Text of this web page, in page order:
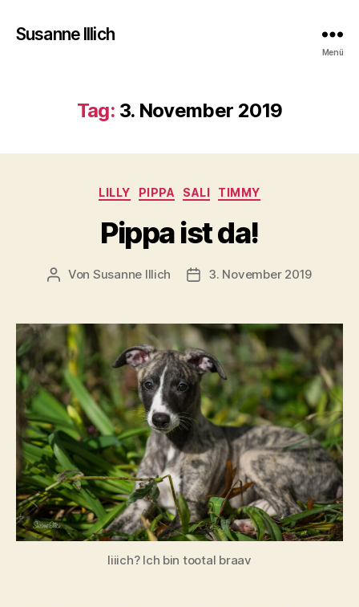
Susanne Illich
Menü
Tag: 3. November 2019
Kategorien
LILLY PIPPA SALI TIMMY
Pippa ist da!
Beitragsautor
Von Susanne Illich Veröffentlichungsdatum
3. November 2019
Iiiich? Ich bin tootal braav